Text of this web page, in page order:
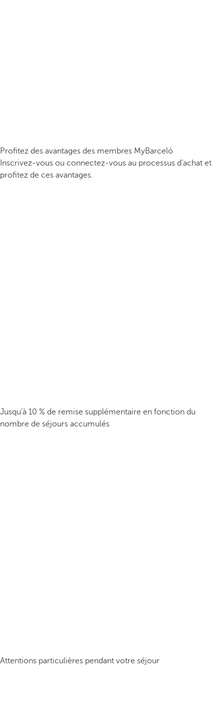
Profitez des avantages des membres MyBarceló
Inscrivez-vous ou connectez-vous au processus d’achat et
profitez de ces avantages.
Jusqu’à 10 % de remise supplémentaire en fonction du
nombre de séjours accumulés
Attentions particulières pendant votre séjour